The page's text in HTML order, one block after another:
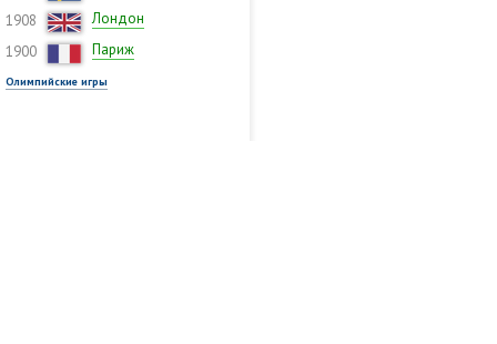
1908
Лондон
1900
Париж
Олимпийские игры